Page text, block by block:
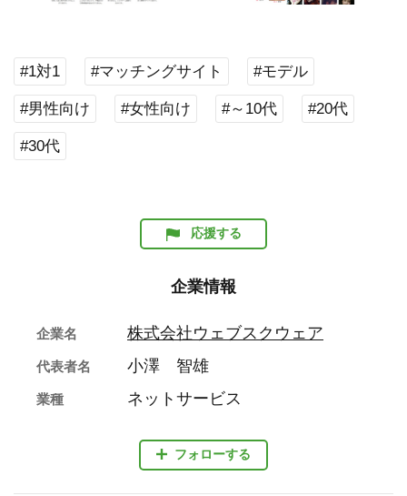
#1対1 #マッチングサイト #モデル
#男性向け #女性向け #～10代 #20代
#30代
応援する
企業情報
フォローする
企業名 株式会社ウェブスクウェア
代表者名 小澤 智雄
業種 ネットサービス